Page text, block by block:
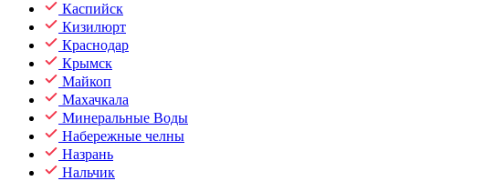
Каспийск
Кизилюрт
Краснодар
Крымск
Майкоп
Махачкала
Минеральные Воды
Набережные челны
Назрань
Нальчик